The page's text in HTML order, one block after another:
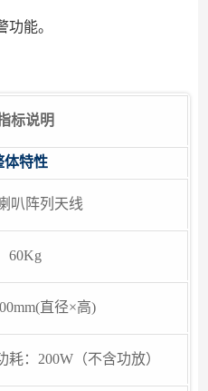
能。
标说明
体特性
叭阵列天线
60Kg
直径×高)
耗：200W（不含功放）